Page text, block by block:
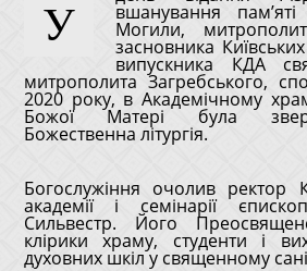
У
вшанування пам’яті святителя Петра Могили,
засновника
випускника КДА
митрополита Загребського,
2020 року, в Академічному
Божої Матері була
Божественна літургія.
Богослужіння очолив ректор
академії і семінарії
Сильвестр. Його
клірики храму, студенти і
духовних шкіл у священному